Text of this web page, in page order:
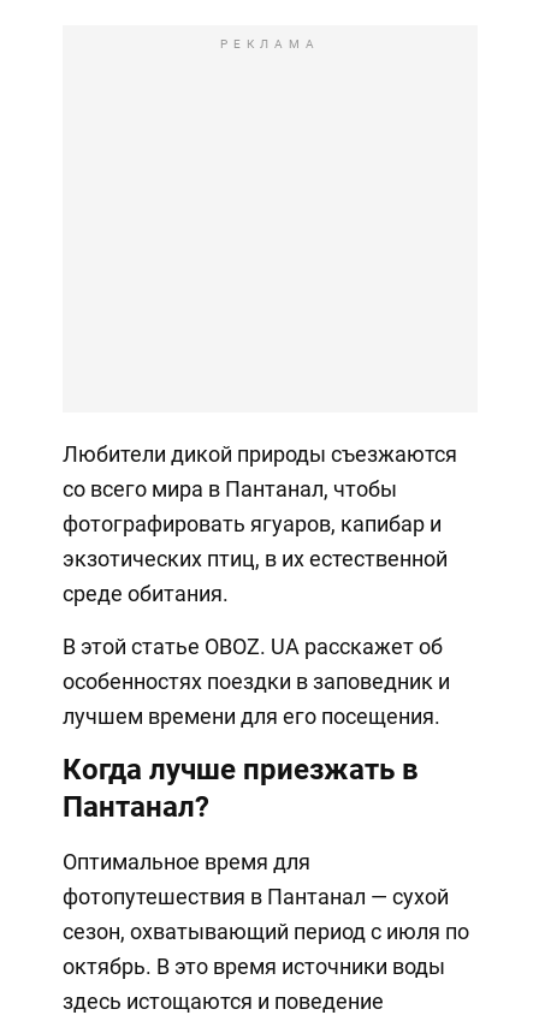
РЕКЛАМА
Любители дикой природы съезжаются
со всего мира в Пантанал, чтобы
фотографировать ягуаров, капибар и
экзотических птиц, в их естественной
среде обитания.
В этой статье OBOZ. UA расскажет об
особенностях поездки в заповедник и
лучшем времени для его посещения.
Когда лучше приезжать в
Пантанал?
Оптимальное время для
фотопутешествия в Пантанал — сухой
сезон, охватывающий период с июля по
октябрь. В это время источники воды
здесь истощаются и поведение